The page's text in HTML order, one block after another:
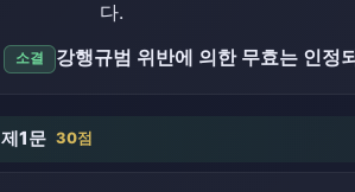
다.
소결 강행규범 위반에 의한 무효는 인정
제1문 30점